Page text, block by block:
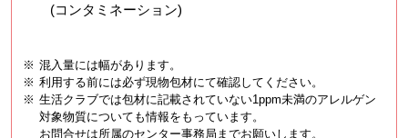
(コンタミネーション)
※ 混入量には幅があります。
※ 利用する前には必ず現物包材にて確認してください。
※ 生活クラブでは包材に記載されていない1ppm未満のアレルゲン
対象物質についても情報をもっています。
お問合せは所属のセンター事務局までお願いします。